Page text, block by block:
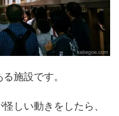
施設です。
しい動きをしたら、